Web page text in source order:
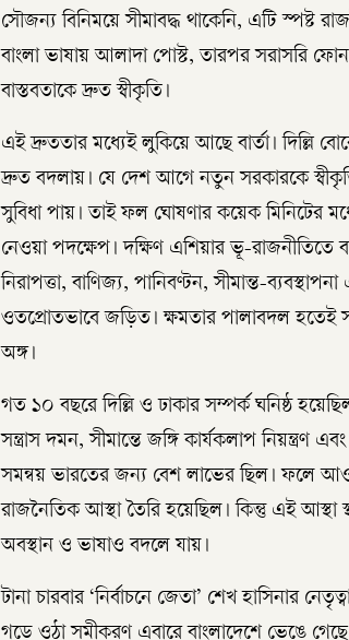
সৌজন্য বিনিময়ে সীমাবদ্ধ থাকেনি, এটি স্পষ্ট
বাংলা ভাষায় আলাদা পোস্ট, তারপর সরাসরি
বাস্তবতাকে দ্রুত স্বীকৃতি।
এই দ্রুততার মধ্যেই লুকিয়ে আছে বার্তা। দিল্লি
দ্রুত বদলায়। যে দেশ আগে নতুন সরকারকে
সুবিধা পায়। তাই ফল ঘোষণার কয়েক মিনিটের
নেওয়া পদক্ষেপ। দক্ষিণ এশিয়ার ভূ-রাজনীতিতে
নিরাপত্তা, বাণিজ্য, পানিবণ্টন, সীমান্ত-
ওতপ্রোতভাবে জড়িত। ক্ষমতার পালাবদল হতেই
অঙ্গ।
গত ১০ বছরে দিল্লি ও ঢাকার সম্পর্ক ঘনিষ্ঠ
সন্ত্রাস দমন, সীমান্তে জঙ্গি কার্যকলাপ নিয়ন্ত্রণ
সমন্বয় ভারতের জন্য বেশ লাভের ছিল। ফলে
রাজনৈতিক আস্থা তৈরি হয়েছিল। কিন্তু এই আস্থা
অবস্থান ও ভাষাও বদলে যায়।
টানা চারবার ‘নির্বাচনে জেতা’ শেখ হাসিনার
গড়ে ওঠা সমীকরণ এবারে বাংলাদেশে ভেঙে